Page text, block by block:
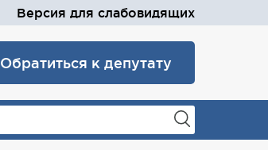
Версия для слабовидящих
Обратиться к депутату